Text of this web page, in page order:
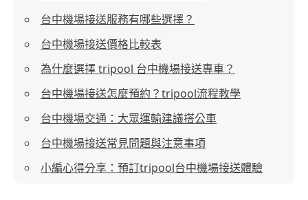
台中機場接送服務有哪些選擇？
台中機場接送價格比較表
為什麼選擇 tripool 台中機場接送專車？
台中機場接送怎麼預約？tripool流程教學
台中機場交通：大眾運輸建議搭公車
台中機場接送常見問題與注意事項
小編心得分享：預訂tripool台中機場接送體驗